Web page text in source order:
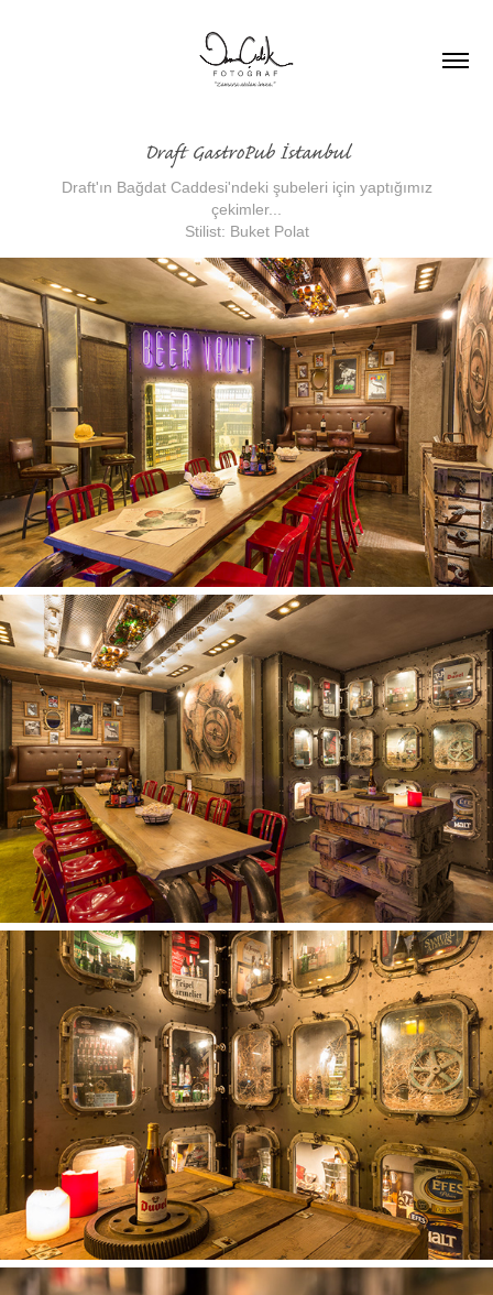
Draft GastroPub İstanbul
Draft'ın Bağdat Caddesi'ndeki şubeleri için yaptığımız
çekimler...
Stilist: Buket Polat